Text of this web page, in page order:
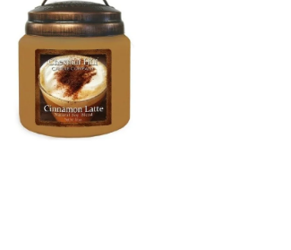
hvězdiček.